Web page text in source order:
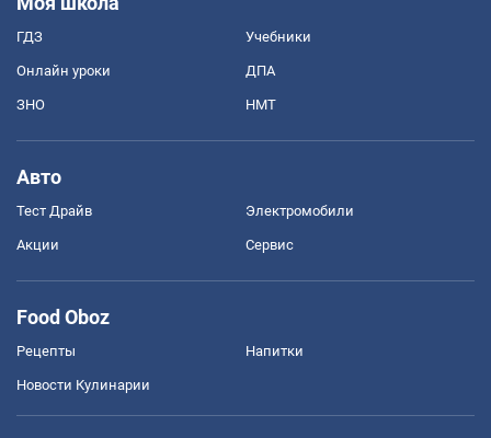
ГДЗ Учебники
Онлайн уроки ДПА
ЗНО НМТ
Авто
Тест Драйв Электромобили
Акции Сервис
Food Oboz
Рецепты Напитки
Новости Кулинарии